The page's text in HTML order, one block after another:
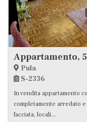
Appartamento,
Pula
S-2336
In vendita appartamento
completamente arredato
facciata, locali...